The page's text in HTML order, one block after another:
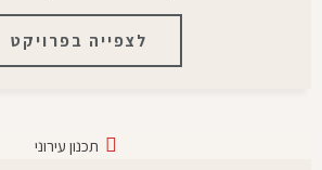
לצפייה בפרויקט
תכנון עירוני